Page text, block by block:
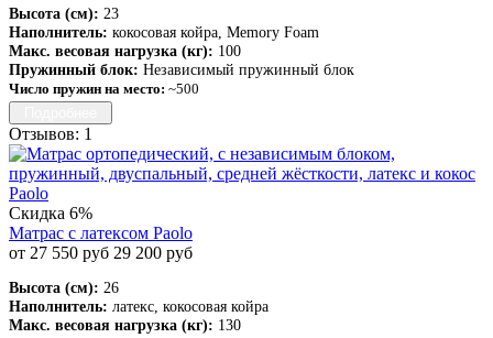
Высота (см): 23
Наполнитель: кокосовая койра, Memory Foam
Макс. весовая нагрузка (кг): 100
Пружинный блок: Независимый пружинный блок
Число пружин на место: ~500
Отзывов: 1
Скидка 6%
Матрас с латексом Paolo
от 27 550 руб 29 200 руб
Высота (см): 26
Наполнитель: латекс, кокосовая койра
Макс. весовая нагрузка (кг): 130